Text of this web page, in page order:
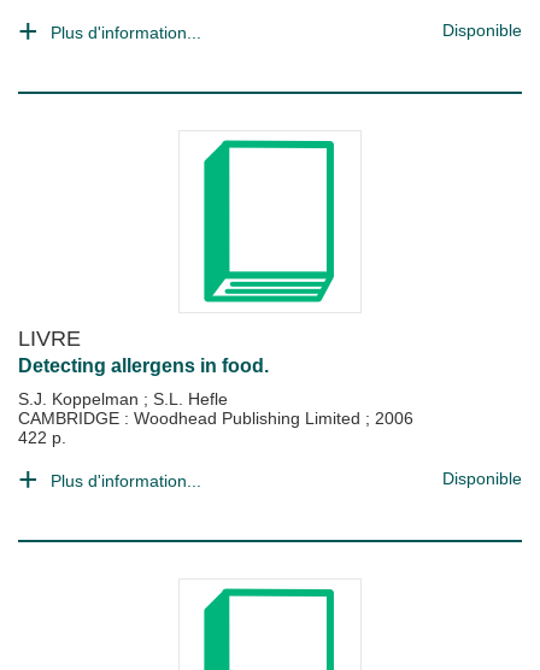
Plus d'information... Disponible
LIVRE
Detecting allergens in food.
S.J. Koppelman ; S.L. Hefle
CAMBRIDGE : Woodhead Publishing Limited ; 2006
422 p.
Plus d'information... Disponible